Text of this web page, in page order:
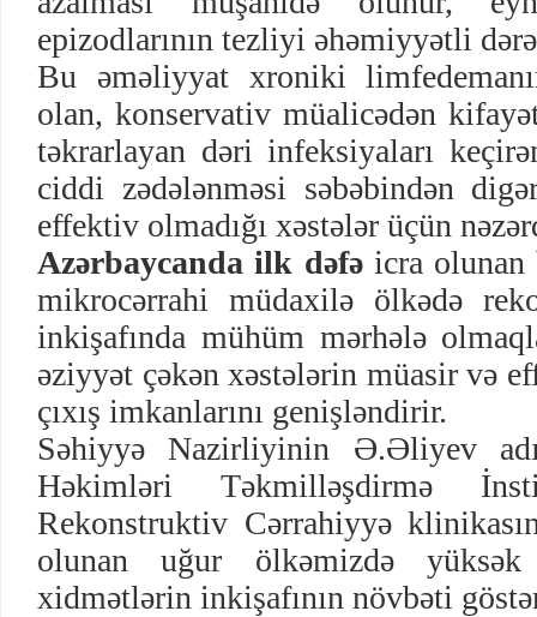
epizodlarının tezliyi əhəmiyyətli
Bu əməliyyat xroniki
olan, konservativ müalicədən
təkrarlayan dəri infeksiyaları
ciddi zədələnməsi səbəbindən
effektiv olmadığı xəstələr üçün
Azərbaycanda ilk dəfəicra olunan
mikrocərrahi müdaxilə ölkədə
inkişafında mühüm mərhələ
əziyyət çəkən xəstələrin müasir və
çıxış imkanlarını genişləndirir.
Səhiyyə Nazirliyinin Ə.Əliyev
Həkimləri Təkmilləşdirmə
Rekonstruktiv Cərrahiyyə
olunan uğur ölkəmizdə yüksək
xidmətlərin inkişafının növbəti